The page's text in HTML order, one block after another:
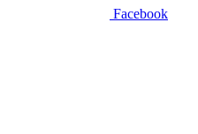
Facebook